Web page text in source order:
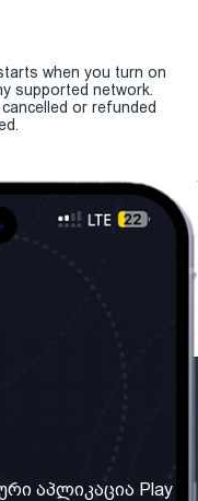
when you turn on
supported network.
or refunded
და პირობები
აპლიკაცია Play